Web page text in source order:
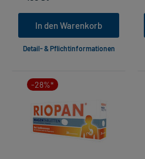
In den Warenkorb
Detail- & Pflichtinformationen
-28%*